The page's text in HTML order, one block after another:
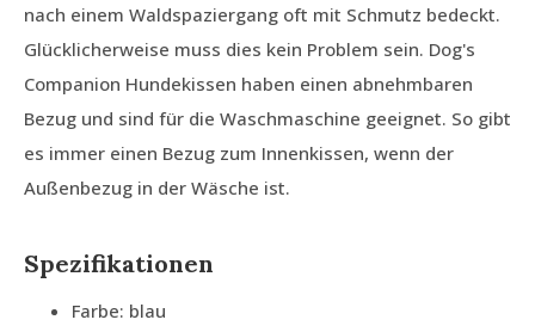
nach einem Waldspaziergang oft mit Schmutz bedeckt.
Glücklicherweise muss dies kein Problem sein. Dog's
Companion Hundekissen haben einen abnehmbaren
Bezug und sind für die Waschmaschine geeignet. So gibt
es immer einen Bezug zum Innenkissen, wenn der
Außenbezug in der Wäsche ist.
Spezifikationen
Farbe: blau